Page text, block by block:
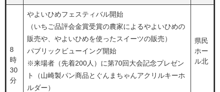
8
時
30
分
やよいひめフェスティバル開始
（いちご品評会金賞受賞の農家によるやよいひめの
販売や、やよいひめを使ったスイーツの販売）
パブリックビューイング開始
※来場者（先着200人）に第70回大会記念プレゼン
ト（山崎製パン商品とぐんまちゃんアクリルキーホ
ルダー）
県民
ホー
ル北